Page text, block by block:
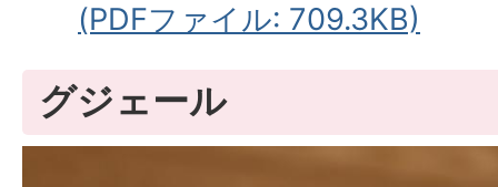
(PDFファイル: 709.3KB)
グジェール